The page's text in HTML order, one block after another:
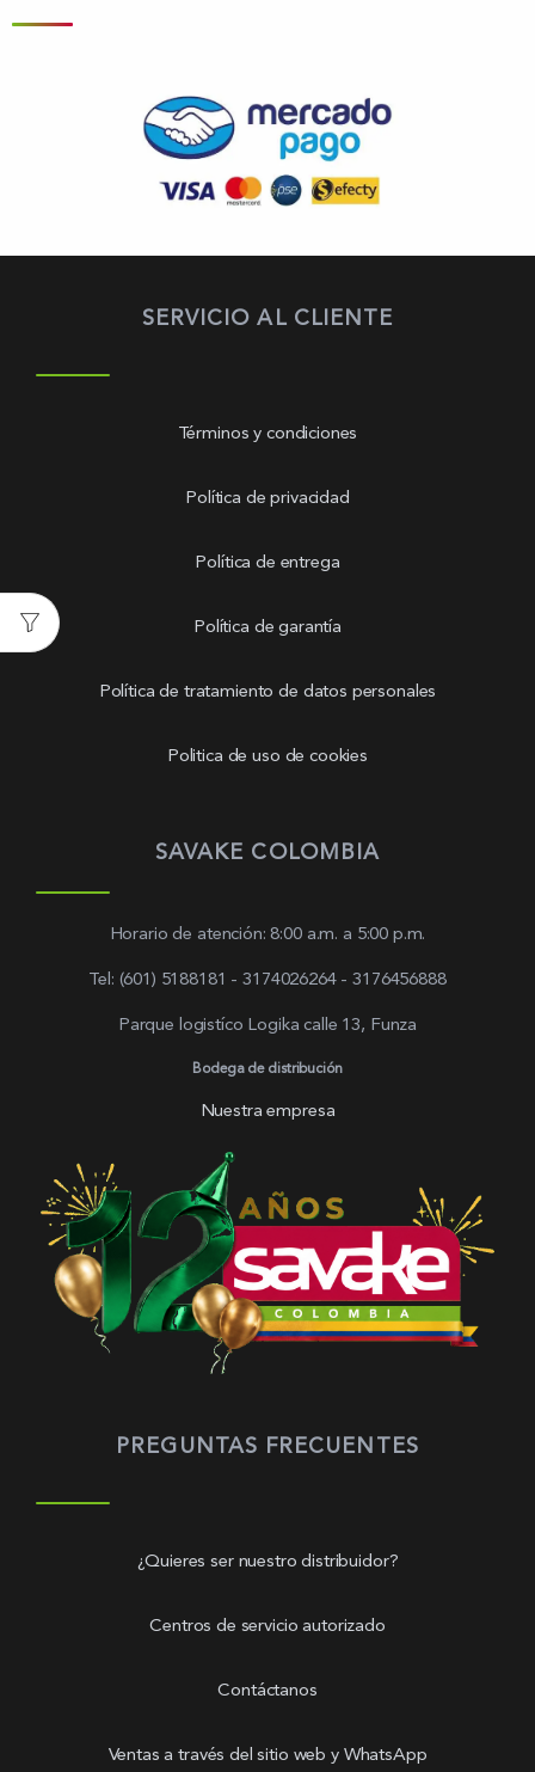
SERVICIO AL CLIENTE
Términos y condiciones
Política de privacidad
Política de entrega
Política de garantía
Política de tratamiento de datos personales
Politica de uso de cookies
SAVAKE COLOMBIA
Horario de atención: 8:00 a.m. a 5:00 p.m.
Tel: (601) 5188181 - 3174026264 - 3176456888
Parque logistíco Logika calle 13, Funza
Bodega de distribución
Nuestra empresa
PREGUNTAS FRECUENTES
¿Quieres ser nuestro distribuidor?
Centros de servicio autorizado
Contáctanos
Ventas a través del sitio web y WhatsApp